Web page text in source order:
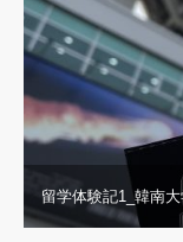
留学体験記1_韓南